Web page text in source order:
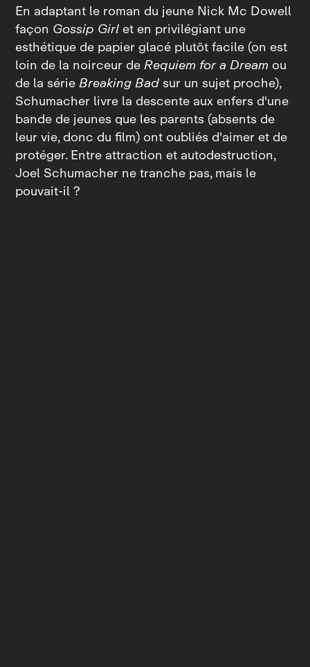
En adaptant le roman du jeune Nick Mc Dowell
façon Gossip Girl et en privilégiant une
esthétique de papier glacé plutôt facile (on est
loin de la noirceur deRequiem for a Dream ou
de la sérieBreaking Badsur un sujet proche),
Schumacher livre la descente aux enfers d'une
bande de jeunes que les parents (absents de
leur vie, donc du film) ont oubliés d'aimer et de
protéger. Entre attraction et autodestruction,
Joel Schumacher ne tranche pas, mais le
pouvait‑il ?